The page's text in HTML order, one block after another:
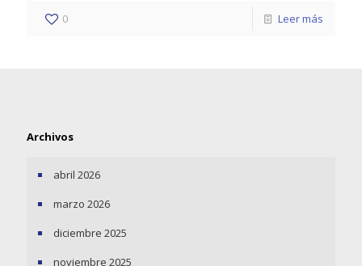
0 Leer más
Archivos
abril 2026
marzo 2026
diciembre 2025
noviembre 2025